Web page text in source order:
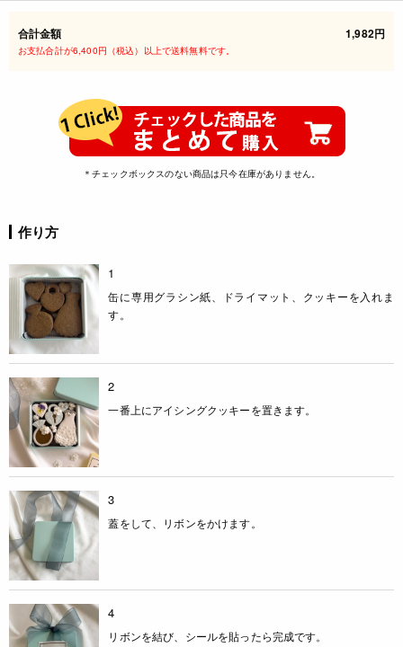
合計金額 1,982円
お支払合計が6,400円（税込）以上で送料無料です。
＊チェックボックスのない商品は只今在庫がありません。
作り方
1
缶に専用グラシン紙、ドライマット、クッキーを入れま
す。
2
一番上にアイシングクッキーを置きます。
3
蓋をして、リボンをかけます。
4
リボンを結び、シールを貼ったら完成です。